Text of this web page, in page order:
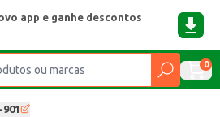
app e ganhe descontos
0
901